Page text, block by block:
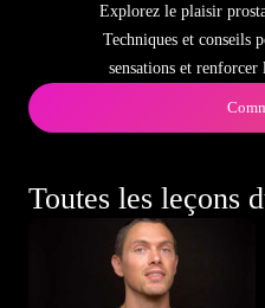
Explorez le plaisir
Techniques et conseils
sensations et
Toutes les leçons